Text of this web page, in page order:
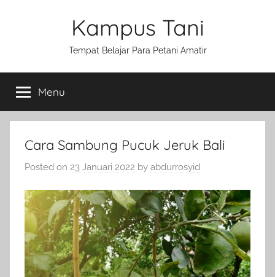
Kampus Tani
Tempat Belajar Para Petani Amatir
Menu
Cara Sambung Pucuk Jeruk Bali
Posted on 23 Januari 2022 by abdurrosyid